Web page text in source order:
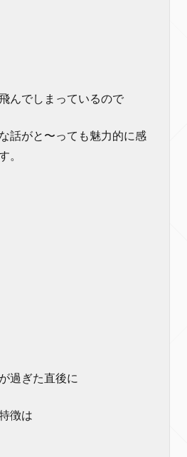
んでしまっているので
話がと〜っても魅力的に感
。
過ぎた直後に
徴は